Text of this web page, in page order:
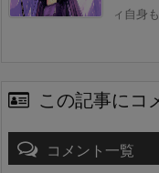
ィ自身
この記事にコ
コメント一覧